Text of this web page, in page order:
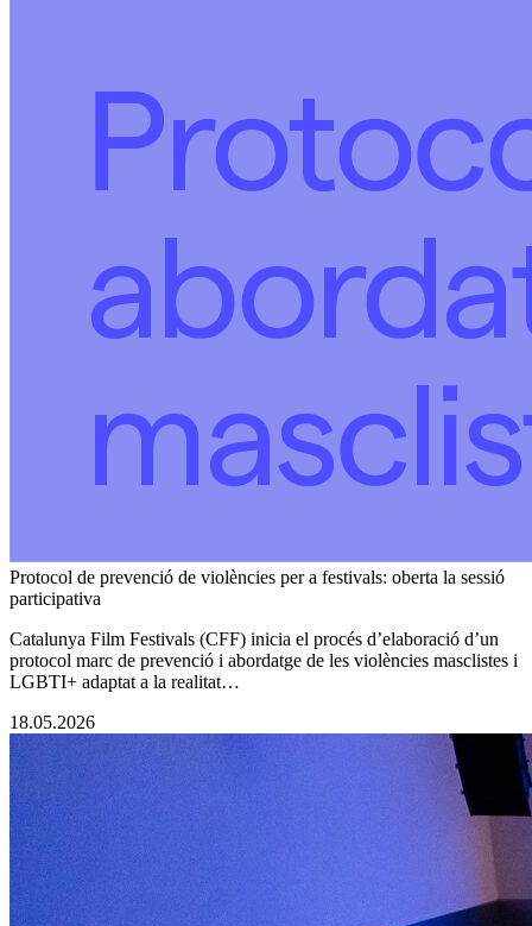
Protocol de prevenció de violències per a festivals: oberta la sessió
participativa
Catalunya Film Festivals (CFF) inicia el procés d’elaboració d’un
protocol marc de prevenció i abordatge de les violències masclistes i
LGBTI+ adaptat a la realitat…
18.05.2026